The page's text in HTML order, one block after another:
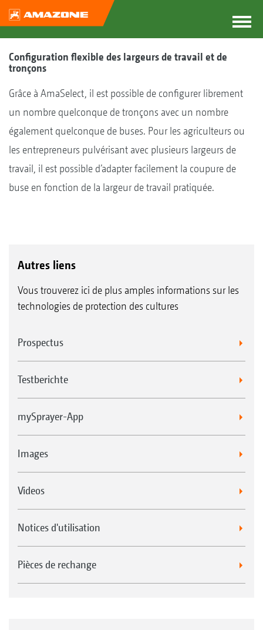
Configuration flexible des largeurs de travail et de
tronçons
Grâce à AmaSelect, il est possible de configurer librement
un nombre quelconque de tronçons avec un nombre
également quelconque de buses. Pour les agriculteurs ou
les entrepreneurs pulvérisant avec plusieurs largeurs de
travail, il est possible d’adapter facilement la coupure de
buse en fonction de la largeur de travail pratiquée.
Autres liens
Vous trouverez ici de plus amples informations sur les
technologies de protection des cultures
Prospectus
Testberichte
mySprayer-App
Images
Videos
Notices d'utilisation
Pièces de rechange